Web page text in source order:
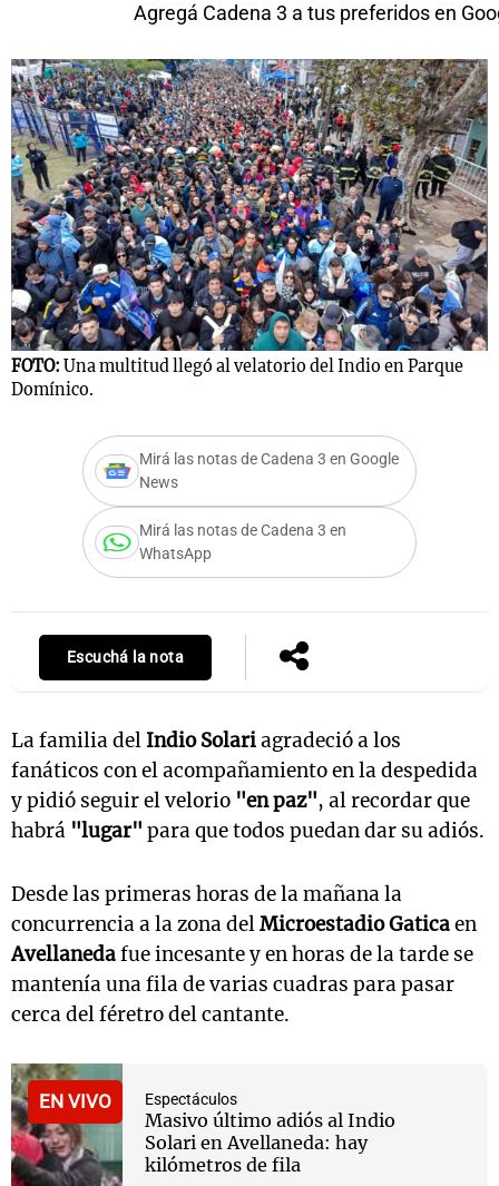
Agregá Cadena 3 a tus preferidos en
FOTO: Una multitud llegó al velatorio del Indio en Parque
Domínico.
Mirá las notas de Cadena 3 en Google
News
Mirá las notas de Cadena 3 en
WhatsApp
Escuchá la nota
La familia del Indio Solariagradeció a los
fanáticos con el acompañamiento en la despedida
y pidió seguir el velorio "en paz", al recordar que
habrá "lugar" para que todos puedan dar su adiós.
Desde las primeras horas de la mañana la
concurrencia a la zona delMicroestadio Gaticaen
Avellanedafue incesante y en horas de la tarde se
mantenía una fila de varias cuadras para pasar
cerca del féretro del cantante.
EN VIVO Espectáculos
Masivo último adiós al Indio
Solari en Avellaneda: hay
kilómetros de fila